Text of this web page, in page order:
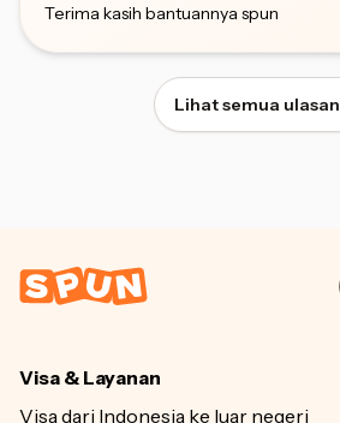
Terima kasih bantuannya spun
Lihat semua ulasan
Visa & Layanan
Visa dari Indonesia ke luar negeri